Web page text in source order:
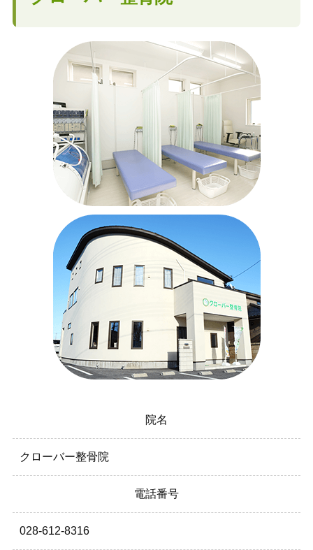
院名
クローバー整骨院
電話番号
028-612-8316